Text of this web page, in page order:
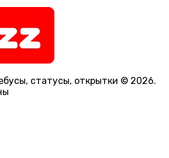
статусы, открытки © 2026.